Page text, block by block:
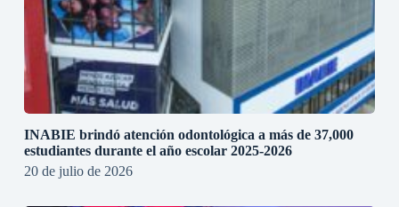
INABIE brindó atención odontológica a más de 37,000
estudiantes durante el año escolar 2025-2026
20 de julio de 2026